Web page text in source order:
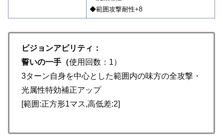
◆範囲攻撃耐性+8
ビジョンアビリティ：
誓いの一手（使用回数：1）
3ターン自身を中心とした範囲内の味方の全攻撃・
光属性特効補正アップ
[範囲:正方形1マス,高低差:2]